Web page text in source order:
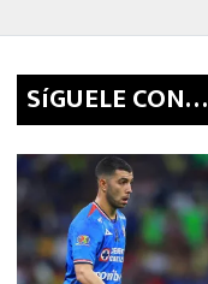
SíGUELE CON…